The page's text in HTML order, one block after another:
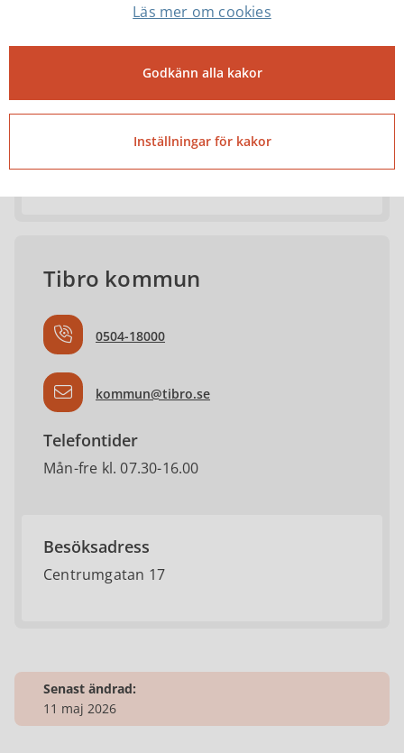
Josefin Karlsson
Kommunsekreterare
josefin.karlsson@tibro.se
0504-18134
Tibro kommun
0504-18000
kommun@tibro.se
Telefontider
Mån-fre kl. 07.30-16.00
Besöksadress
Centrumgatan 17
Senast ändrad:
11 maj 2026
Läs mer om cookies
Godkänn alla kakor
Inställningar för kakor